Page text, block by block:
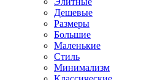
Дешевые
Размеры
Большие
Маленькие
Стиль
Минимализм